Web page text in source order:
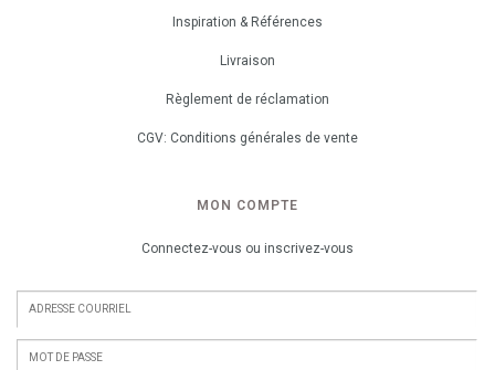
Inspiration & Références
Livraison
Règlement de réclamation
CGV: Conditions générales de vente
MON COMPTE
Connectez-vous ou inscrivez-vous